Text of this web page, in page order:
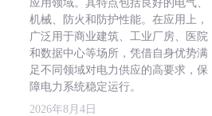
应用领域。其特点包括良好的电气、
机械、防火和防护性能。在应用上，
广泛用于商业建筑、工业厂房、医院
和数据中心等场所，凭借自身优势满
足不同领域对电力供应的高要求，保
障电力系统稳定运行。
2026年8月4日